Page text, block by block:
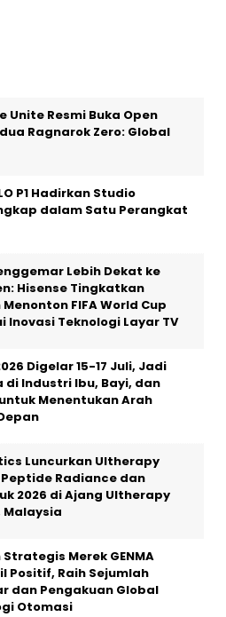
Unite Resmi Buka Open
Ragnarok Zero: Global
P1 Hadirkan Studio
dalam Satu Perangkat
Lebih Dekat ke
Hisense Tingkatkan
FIFA World Cup
Inovasi Teknologi Layar TV
Digelar 15-17 Juli, Jadi
di Industri Ibu, Bayi, dan
Menentukan Arah
Luncurkan Ultherapy
Peptide Radiance dan
2026 di Ajang Ultherapy
Malaysia
Merek GENMA
Positif, Raih Sejumlah
dan Pengakuan Global
Otomasi